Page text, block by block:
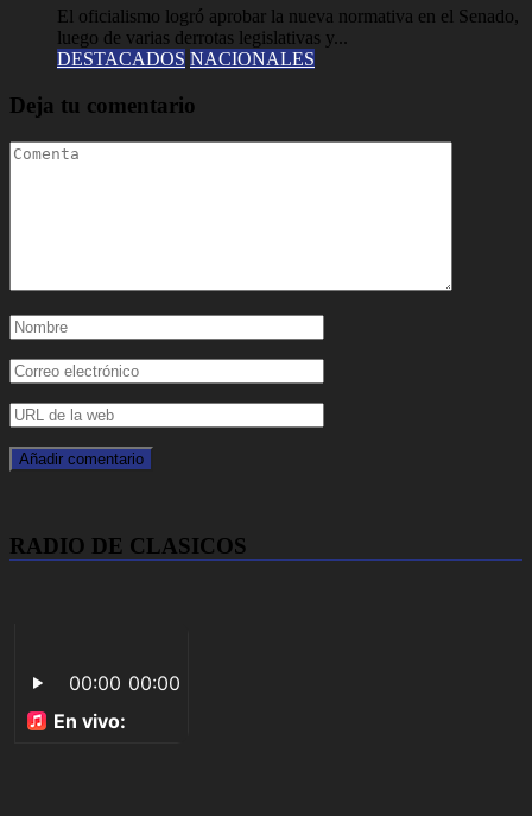
El oficialismo logró aprobar la nueva normativa en el Senado,
luego de varias derrotas legislativas y...
DESTACADOS NACIONALES
Deja tu comentario
RADIO DE CLASICOS